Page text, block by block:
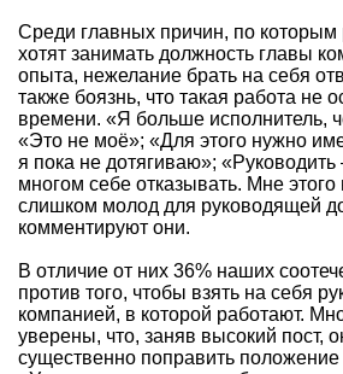
Среди главных причин, по
хотят занимать должность главы
опыта, нежелание брать на себя
также боязнь, что такая работа не
времени. «Я больше исполнитель,
«Это не моё»; «Для этого нужно
я пока не дотягиваю»; «Руководить
многом себе отказывать. Мне этого
слишком молод для руководящей
комментируют они.
В отличие от них 36% наших
против того, чтобы взять на себя
компанией, в которой работают.
уверены, что, заняв высокий пост,
существенно поправить